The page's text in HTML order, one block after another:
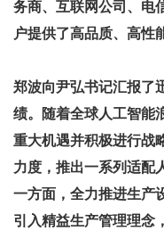
务商、互联网公司、电
户提供了高品质、高性
郑波向尹弘书记汇报了
绩。随着全球人工智能
重大机遇并积极进行战
力度，推出一系列适配
一方面，全力推进生产
引入精益生产管理理念